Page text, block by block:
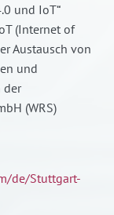
und IoT“
(Internet of
Austausch von
und
der
(WRS)
de/Stuttgart-